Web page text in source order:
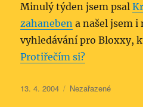
Minulý týden jsem psal
zahaneben a našel jsem i
vyhledávání pro Bloxxy,
Protiřečím si?
Publikováno:
13. 4. 2004 Rubriky:
Nezařazené